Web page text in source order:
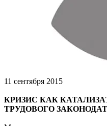
11 сентября 2015
КРИЗИС КАК
ТРУДОВОГО